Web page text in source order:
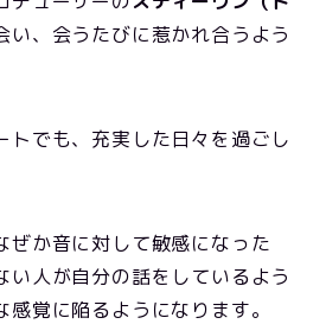
い、会うたびに惹かれ合うよう
トでも、充実した日々を過ごし
ぜか音に対して敏感になった
い人が自分の話をしているよう
覚に陥るようになります。